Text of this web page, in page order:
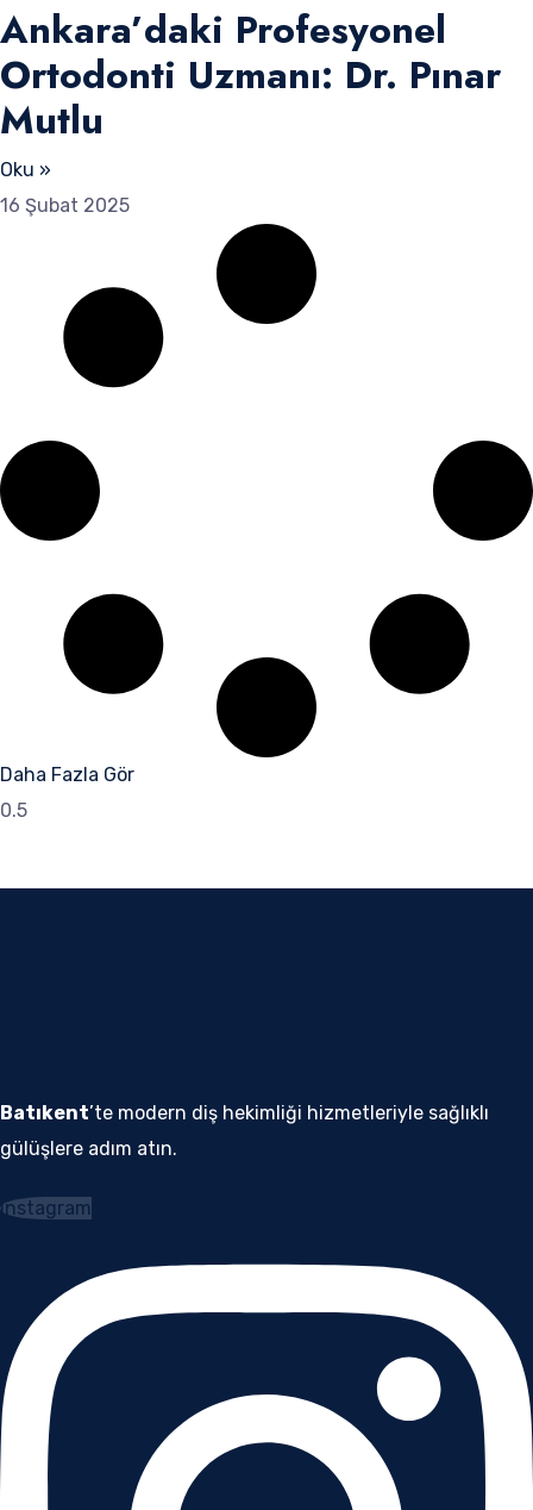
Ankara’daki Profesyonel
Ortodonti Uzmanı: Dr. Pınar
Mutlu
Oku »
16 Şubat 2025
Daha Fazla Gör
Batıkent’te modern diş hekimliği hizmetleriyle sağlıklı
gülüşlere adım atın.
Instagram